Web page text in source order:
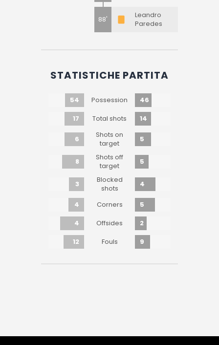
88'
Leandro
Paredes
STATISTICHE PARTITA
54 Possession
46
17
Total shots 14
6
Shots on
target
5
8
Shots off
target
5
3
Blocked
shots
4
4 Corners
5
4
Offsides
2
12
Fouls 9